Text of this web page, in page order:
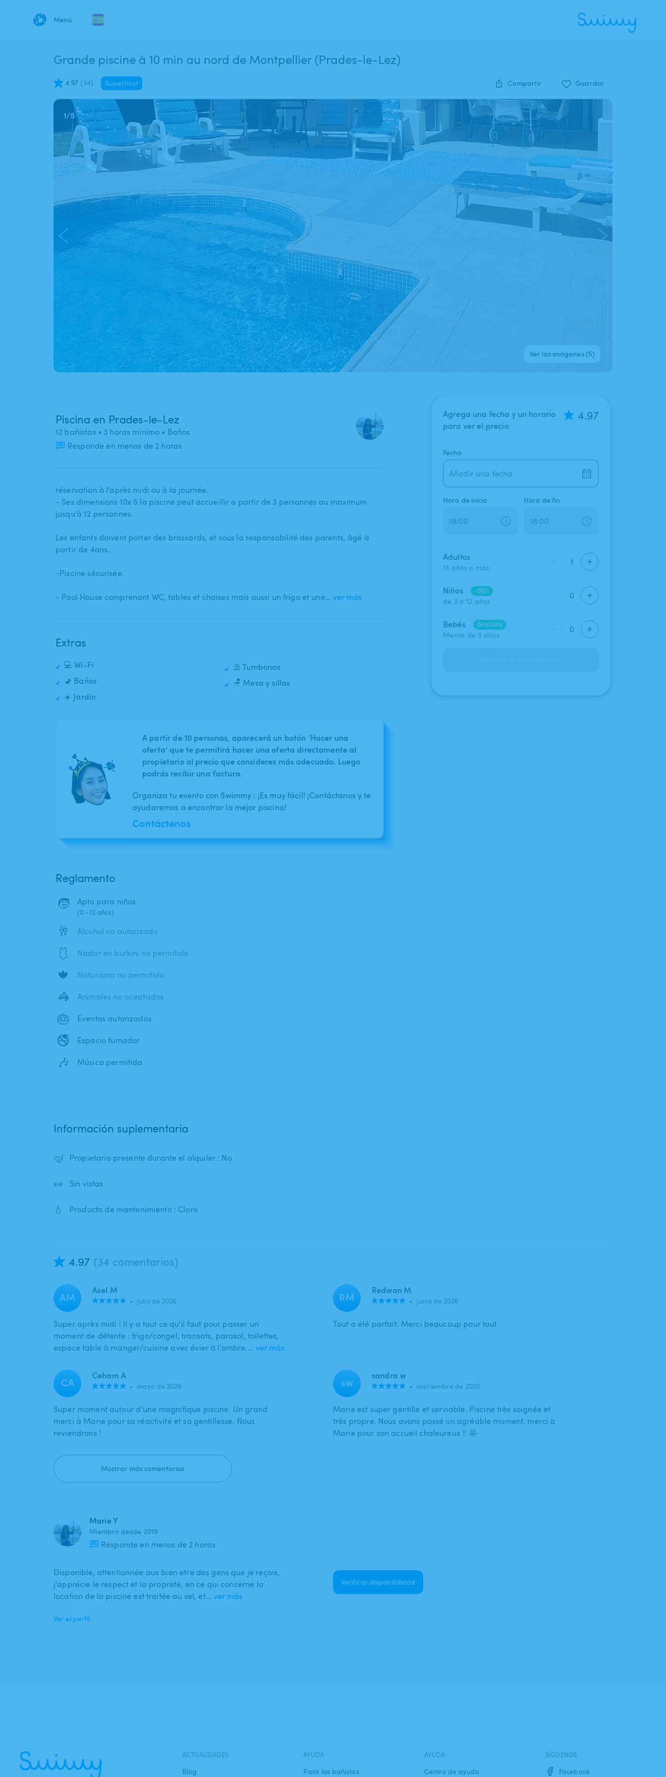
Menú
Grande piscine à 10 min au nord de Montpellier (Prades-le-Lez)
4.97 (34) Superhost Compartir Guardar
1/5
Ver las imágenes (5)
Piscina en Prades-le-Lez
12 bañistas • 3 horas mínimo • Baños
Responde en menos de 2 horas
réservation à l'après midi ou à la journée.
- Ses dimensions 10x 5 la piscine peut accueillir a partir de 3 personnes au maximum
jusqu'à 12 personnes.
Les enfants doivent porter des brassards​,​ et sous la responsabilité des parents​,​ âgé à
partir de 4ans.
-Piscine sécurisée.
- Pool House comprenant WC​,​ tables et chaises mais aussi un frigo et une… ver más
Extras
💻 Wi-Fi
🚽 Baños
☀️ Jardín
⛱️ Tumbonas
🪑 Mesa y sillas
A partir de 10 personas, aparecerá un botón 'Hacer una
oferta' que te permitirá hacer una oferta directamente al
propietario al precio que consideres más adecuado. Luego
podrás recibir una factura.
Organiza tu evento con Swimmy : ¡Es muy fácil! ¡Contáctanos y te
ayudaremos a encontrar la mejor piscina!
Contáctenos
Reglamento
🧒 Apto para niños
(0 - 12 años)
🥂 Alcohol no autorizado
🩱 Nadar en burkini no permitido
🍁 Naturismo no permitido
🦓 Animales no aceptados
🎂 Eventos autorizados
🚭 Espacio fumador
🎶 Música permitida
Agrega una fecha y un horario
para ver el precio
4.97
Fecha
Añadir una fecha
Hora de inicio Hora de fin
Adultos
13 años o más
1
Niños
-50%
de 3 a 12 años
0
Bebés
Gratuito
Menos de 3 años
0
Información suplementaria
🤿 Propietario presente durante el alquiler : No
👀 Sin vistas
💧 Producto de mantenimiento : Cloro
4.97 (34 comentarios)
AM Axel M
• julio de 2026
Super après midi ! Il y a tout ce qu'il faut pour passer un
moment de détente : frigo/congel, transats, parasol, toilettes,
espace table à manger/cuisine avec évier à l'ombre.… ver más
RM Redwan M
• junio de 2026
Tout a été parfait. Merci beaucoup pour tout
CA Ceham A
• mayo de 2026
Super moment autour d’une magnifique piscine. Un grand
merci à Marie pour sa réactivité et sa gentillesse. Nous
reviendrons !
sw sandra w
• septiembre de 2025
Marie est super gentille et serviable. Piscine très soignée et
très propre. Nous avons passé un agréable moment. merci à
Marie pour son accueil chaleureux !! 🤩
Mostrar más comentarios
Marie Y
Miembro desde 2019
Responde en menos de 2 horas
Disponible, attentionnée aux bien etre des gens que je reçois,
j'apprécie le respect et la propreté, en ce qui concerne la
location de la piscine est traitée au sel, et… ver más
Ver el perfil
Verificar disponibilidad
ACTUALIDADES
Blog
AYUDA
Para los bañistas
AYUDA
Centro de ayuda
SÍGUENOS
Facebook